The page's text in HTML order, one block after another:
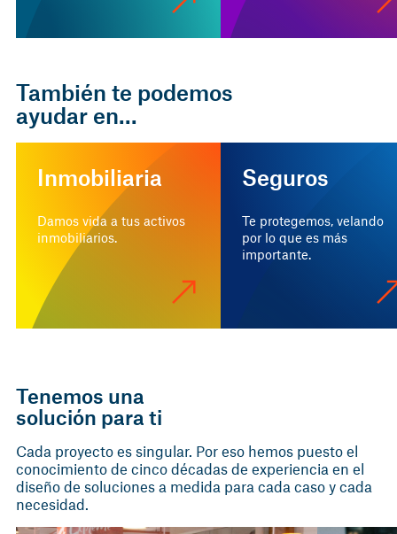
También te podemos
ayudar en...
Inmobiliaria
Damos vida a tus activos
inmobiliarios.
Seguros
Te protegemos, velando
por lo que es más
importante.
Tenemos una
solución para ti
Cada proyecto es singular. Por eso hemos puesto el
conocimiento de cinco décadas de experiencia en el
diseño de soluciones a medida para cada caso y cada
necesidad.